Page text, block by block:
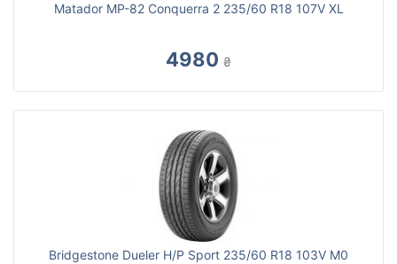
Matador MP-82 Conquerra 2 235/60 R18 107V XL
4980 ₴
Bridgestone Dueler H/P Sport 235/60 R18 103V M0